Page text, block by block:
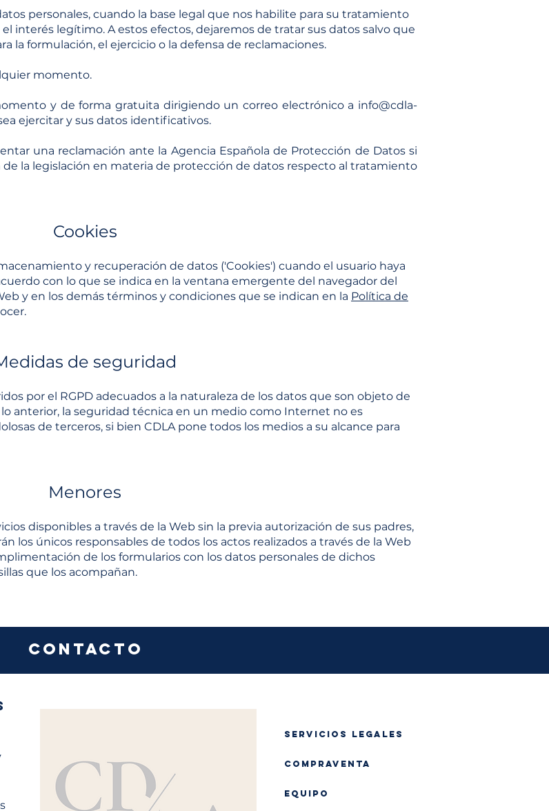
personales, cuando la base legal que nos habilite para su tratamiento
interés legítimo. A estos efectos, dejaremos de tratar sus datos salvo que
la formulación, el ejercicio o la defensa de reclamaciones.
momento.
y de forma gratuita dirigiendo un correo electrónico a info@cdla-
ejercitar y sus datos identificativos.
una reclamación ante la Agencia Española de Protección de Datos si
la legislación en materia de protección de datos respecto al tratamiento
Cookies
y recuperación de datos ('Cookies') cuando el usuario haya
con lo que se indica en la ventana emergente del navegador del
y en los demás términos y condiciones que se indican en la Política de
de seguridad
por el RGPD adecuados a la naturaleza de los datos que son objeto de
anterior, la seguridad técnica en un medio como Internet no es
de terceros, si bien CDLA pone todos los medios a su alcance para
Menores
disponibles a través de la Web sin la previa autorización de sus padres,
los únicos responsables de todos los actos realizados a través de la Web
de los formularios con los datos personales de dichos
que los acompañan.
Contacto
SERVICIOS LEGALES
COMPRAVENTA
EQUIPO